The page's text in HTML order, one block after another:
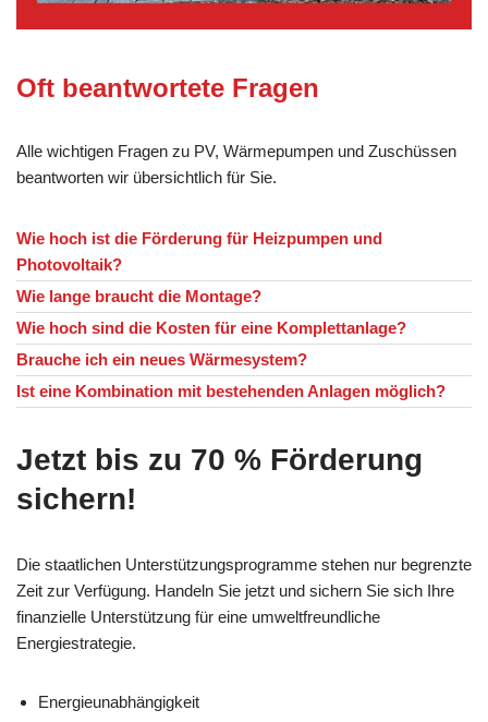
Oft beantwortete Fragen
Alle wichtigen Fragen zu PV, Wärmepumpen und Zuschüssen
beantworten wir übersichtlich für Sie.
Wie hoch ist die Förderung für Heizpumpen und
Photovoltaik?
Wie lange braucht die Montage?
Wie hoch sind die Kosten für eine Komplettanlage?
Brauche ich ein neues Wärmesystem?
Ist eine Kombination mit bestehenden Anlagen möglich?
Jetzt bis zu 70 % Förderung
sichern!
Die staatlichen Unterstützungsprogramme stehen nur begrenzte
Zeit zur Verfügung. Handeln Sie jetzt und sichern Sie sich Ihre
finanzielle Unterstützung für eine umweltfreundliche
Energiestrategie.
Energieunabhängigkeit